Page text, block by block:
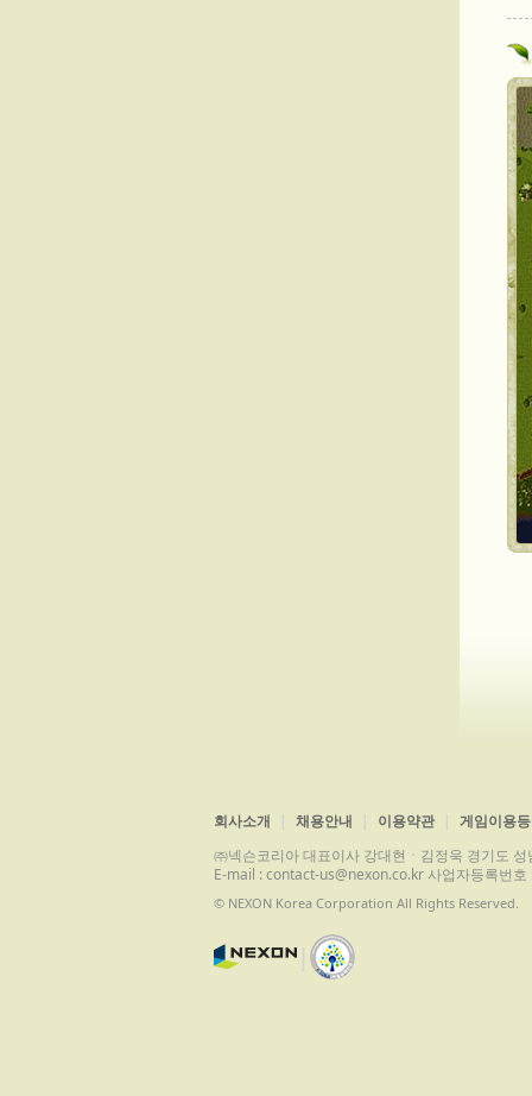
회사소개 채용안내 이용약관
게임이용
㈜넥슨코리아 대표이사 강대현ㆍ김정욱 경기도
E-mail : contact-us@nexon.co.kr 사업자등록번
© NEXON Korea Corporation All Rights Reserved.
|